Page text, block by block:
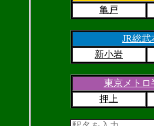
亀戸
JR総武
新小岩
東京メトロ
押上